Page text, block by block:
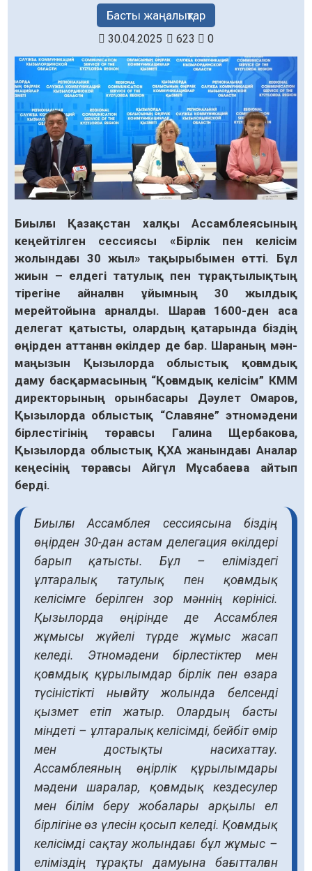
Басты жаңалықтар
30.04.2025 623 0
Биылғы Қазақстан халқы Ассамблеясының
кеңейтілген сессиясы «Бірлік пен келісім
жолындағы 30 жыл» тақырыбымен өтті. Бұл
жиын – елдегі татулық пен тұрақтылықтың
тірегіне айналған ұйымның 30 жылдық
мерейтойына арналды. Шараға 1600-ден аса
делегат қатысты, олардың қатарында біздің
өңірден аттанған өкілдер де бар. Шараның мән-
маңызын Қызылорда облыстық қоғамдық
даму басқармасының “Қоғамдық келісім” КММ
директорының орынбасары Дәулет Омаров,
Қызылорда облыстық “Славяне” этномәдени
бірлестігінің төрағасы Галина Щербакова,
Қызылорда облыстық ҚХА жанындағы Аналар
кеңесінің төрағасы Айгүл Мұсабаева айтып
берді.
Биылғы Ассамблея сессиясына біздің
өңірден 30-дан астам делегация өкілдері
барып қатысты. Бұл – еліміздегі
ұлтаралық татулық пен қоғамдық
келісімге берілген зор мәннің көрінісі.
Қызылорда өңірінде де Ассамблея
жұмысы жүйелі түрде жұмыс жасап
келеді. Этномәдени бірлестіктер мен
қоғамдық құрылымдар бірлік пен өзара
түсіністікті нығайту жолында белсенді
қызмет етіп жатыр. Олардың басты
міндеті – ұлтаралық келісімді, бейбіт өмір
мен достықты насихаттау.
Ассамблеяның өңірлік құрылымдары
мәдени шаралар, қоғамдық кездесулер
мен білім беру жобалары арқылы ел
бірлігіне өз үлесін қосып келеді. Қоғамдық
келісімді сақтау жолындағы бұл жұмыс –
еліміздің тұрақты дамуына бағытталған